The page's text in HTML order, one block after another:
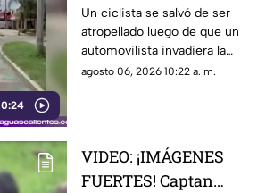
0:24
invadir el carril de la
ciclovía en Guadalajara
Un ciclista se salvó de ser
atropellado luego de que un
automovilista invadiera la
ciclovía al girar a la derecha sin
agosto 06, 2026 10:22 a. m.
VIDEO: ¡IMÁGENES
FUERTES! Captan